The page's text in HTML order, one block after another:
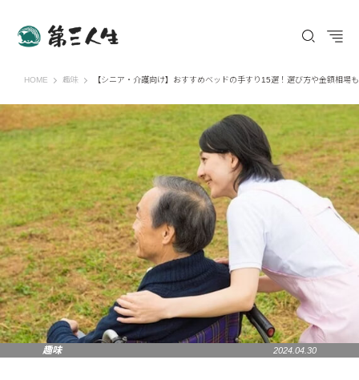
HOME 第三人生 〜寄り道の歩き方〜
趣味 【シニア・介護向け】おすすめベッドの手すり15選！選び方や金額相場
趣味 2024.04.30